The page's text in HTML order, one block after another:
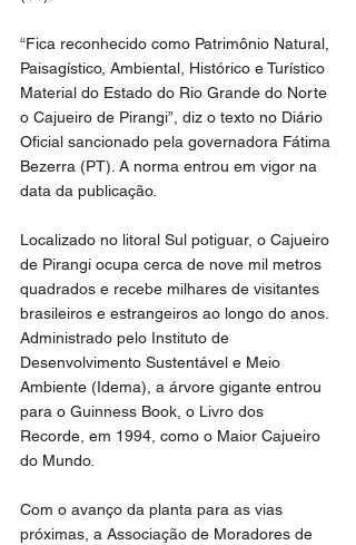
“Fica reconhecido como Patrimônio Natural,
Paisagístico, Ambiental, Histórico e Turístico
Material do Estado do Rio Grande do Norte
o Cajueiro de Pirangi”, diz o texto no Diário
Oficial sancionado pela governadora Fátima
Bezerra (PT). A norma entrou em vigor na
data da publicação.
Localizado no litoral Sul potiguar, o Cajueiro
de Pirangi ocupa cerca de nove mil metros
quadrados e recebe milhares de visitantes
brasileiros e estrangeiros ao longo do anos.
Administrado pelo Instituto de
Desenvolvimento Sustentável e Meio
Ambiente (Idema), a árvore gigante entrou
para o Guinness Book, o Livro dos
Recorde, em 1994, como o Maior Cajueiro
do Mundo.
Com o avanço da planta para as vias
próximas, a Associação de Moradores de